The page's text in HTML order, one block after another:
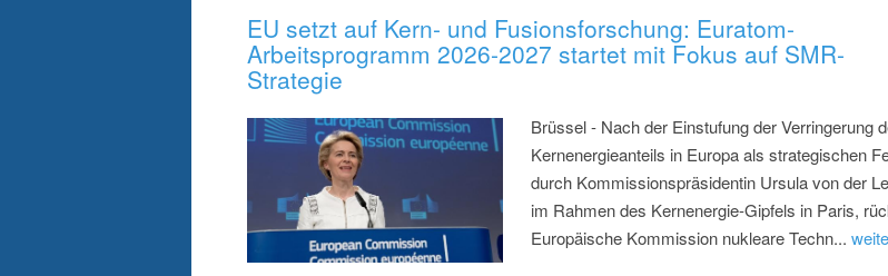
EU setzt auf Kern- und Fusionsforschung: Euratom-
Arbeitsprogramm 2026-2027 startet mit Fokus auf SMR-
Strategie
Brüssel - Nach der Einstufung der Verringerung
Kernenergieanteils in Europa als strategischen
durch Kommissionspräsidentin Ursula von der
im Rahmen des Kernenergie-Gipfels in Paris,
Europäische Kommission nukleare Techn...